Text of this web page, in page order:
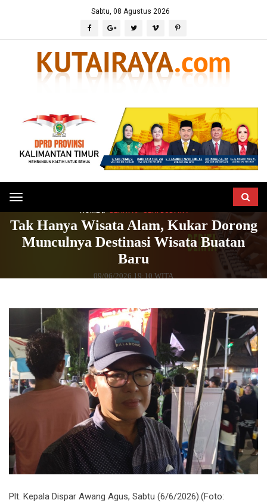
Sabtu, 08 Agustus 2026
Toggle
navigation
Tak Hanya Wisata Alam, Kukar Dorong
Munculnya Destinasi Wisata Buatan
Baru
09/06/2026 19:10 WITA
Plt. Kepala Dispar Awang Agus, Sabtu (6/6/2026).(Foto: